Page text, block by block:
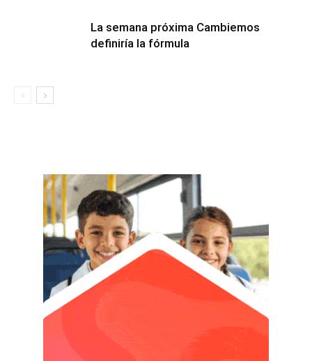
La semana próxima Cambiemos
definiría la fórmula